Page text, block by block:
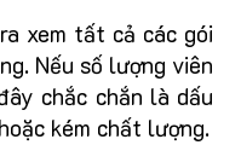
xem tất cả các gói
Nếu số lượng viên
chắc chắn là dấu
kém chất lượng.